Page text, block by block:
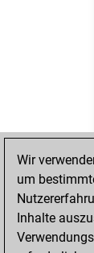
Wir
um
Inhalte